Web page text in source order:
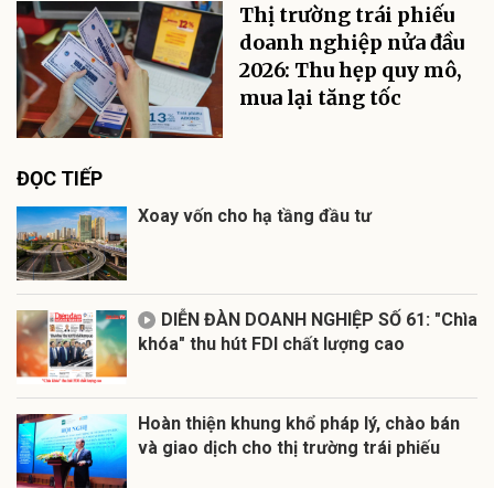
Thị trường trái phiếu
doanh nghiệp nửa đầu
2026: Thu hẹp quy mô,
mua lại tăng tốc
ĐỌC TIẾP
Xoay vốn cho hạ tầng đầu tư
DIỄN ĐÀN DOANH NGHIỆP SỐ 61: "Chìa
khóa" thu hút FDI chất lượng cao
Hoàn thiện khung khổ pháp lý, chào bán
và giao dịch cho thị trường trái phiếu